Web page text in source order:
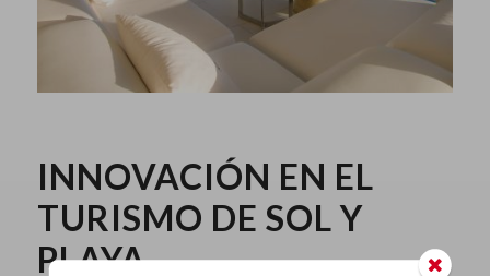
INNOVACIÓN EN EL
TURISMO DE SOL Y
PLAYA